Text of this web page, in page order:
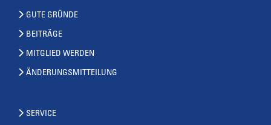
GUTE GRÜNDE
BEITRÄGE
MITGLIED WERDEN
ÄNDERUNGSMITTEILUNG
SERVICE